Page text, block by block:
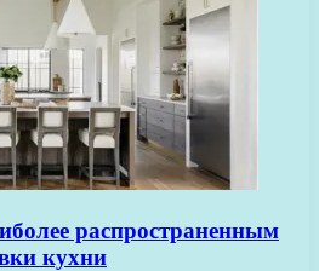
распространенным
кухни